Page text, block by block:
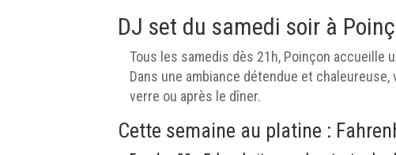
DJ set du samedi soir à
Tous les samedis dès 21h, Poinçon accueille
Dans une ambiance détendue et chaleureuse,
verre ou après le dîner.
Cette semaine au platine :